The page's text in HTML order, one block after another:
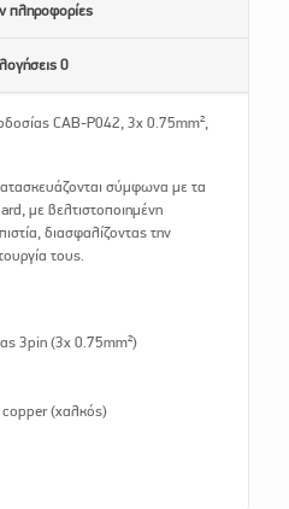
πληροφορίες
0
CAB-P042, 3x 0.75mm²,
σύμφωνα με τα
με βελτιστοποιημένη
διασφαλίζοντας την
τους.
3pin (3x 0.75mm²)
(χαλκός)